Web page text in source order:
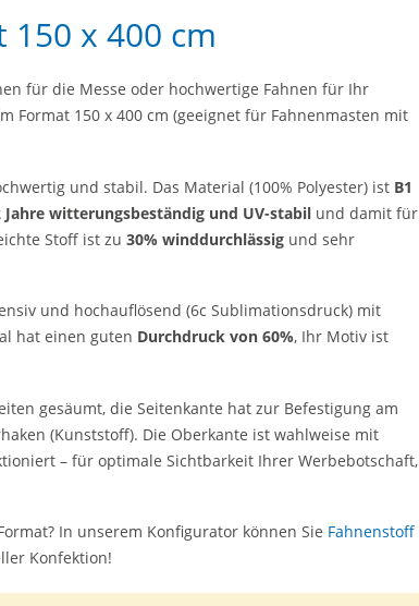
x 400 cm
für die Messe oder hochwertige Fahnen für Ihr
Format 150 x 400 cm (geeignet für Fahnenmasten mit
und stabil. Das Material (100% Polyester) ist B1
Jahre witterungsbeständig und UV-stabil und damit für
Stoff ist zu 30% winddurchlässig und sehr
und hochauflösend (6c Sublimationsdruck) mit
hat einen guten Durchdruck von 60%, Ihr Motiv ist
gesäumt, die Seitenkante hat zur Befestigung am
(Kunststoff). Die Oberkante ist wahlweise mit
– für optimale Sichtbarkeit Ihrer Werbebotschaft,
In unserem Konfigurator können Sie Fahnenstoff
Konfektion!